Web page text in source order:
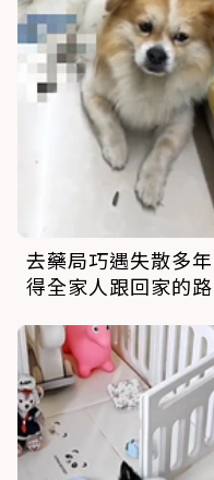
去藥局巧遇失散多
得全家人跟回家的路